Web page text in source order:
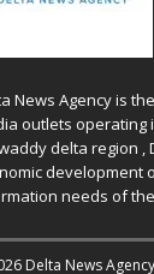
News Agency is
outlets operating
delta region ,
development
needs of
Delta News